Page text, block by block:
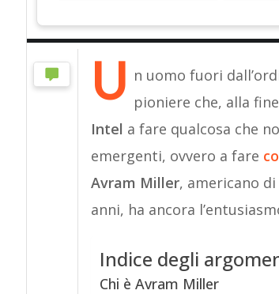
U n uomo fuori
pioniere che, alla
Intel a fare qualcosa che
emergenti, ovvero a fare
Avram Miller, americano
anni, ha ancora
Indice degli
Chi è Avram Miller